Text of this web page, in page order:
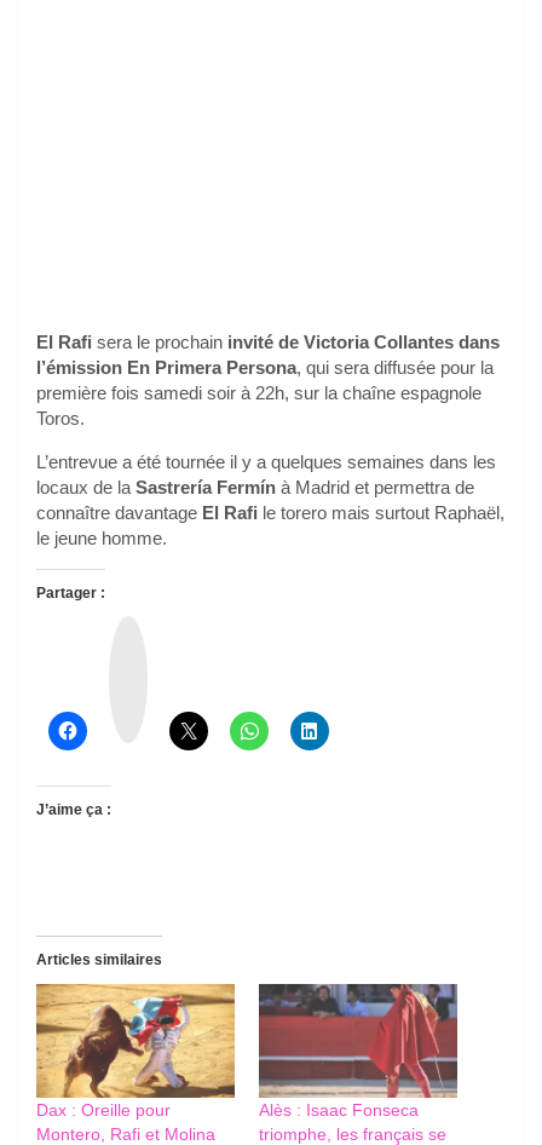
El Rafi sera le prochain invité de Victoria Collantes dans
l’émission En Primera Persona, qui sera diffusée pour la
première fois samedi soir à 22h, sur la chaîne espagnole
Toros.
L’entrevue a été tournée il y a quelques semaines dans les
locaux de la Sastrería Fermín à Madrid et permettra de
connaître davantage El Rafi le torero mais surtout Raphaël,
le jeune homme.
Partager :
J’aime ça :
Articles similaires
Dax : Oreille pour
Montero, Rafi et Molina
Alès : Isaac Fonseca
triomphe, les français se